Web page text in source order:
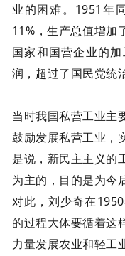
业的困难。1951年
11%，生产总值增加
国家和国营企业的
润，超过了国民党统
当时我国私营工业主
鼓励发展私营工业，
是说，新民主主义的
为主的，目的是为今
对此，刘少奇在
的过程大体要循着这
力量发展农业和轻工